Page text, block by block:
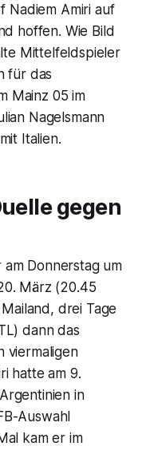
Nadiem Amiri auf
hoffen. Wie Bild
Mittelfeldspieler
für das
Mainz 05 im
Nagelsmann
Italien.
gegen
Donnerstag um
März (20.45
drei Tage
dann das
viermaligen
hatte am 9.
in
Auswahl
kam er im